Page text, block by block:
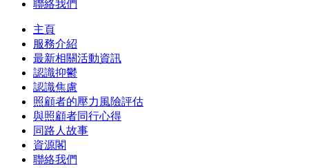
聯絡我們
主頁
服務介紹
最新相關活動資訊
認識抑鬱
認識焦慮
照顧者的壓力風險評估
與照顧者同行心得
同路人故事
資源閣
聯絡我們